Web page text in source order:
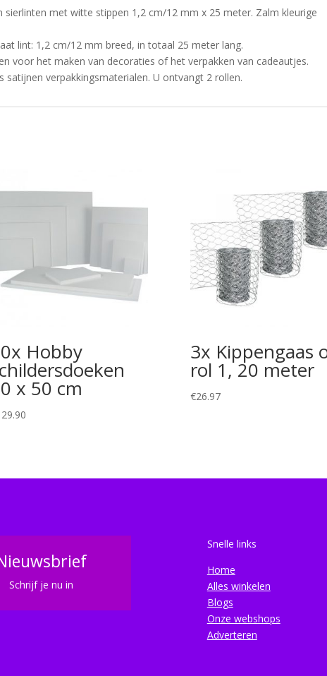
met witte stippen 1,2 cm/12 mm x 25 meter. Zalm kleurige
lint: 1,2 cm/12 mm breed, in totaal 25 meter lang.
voor het maken van decoraties of het verpakken van cadeautjes.
satijnen verpakkingsmaterialen. U ontvangt 2 rollen.
Hobby
x 50 cm
3x Kippengaas
rol 1, 20 meter
€26.97
Schrijf je nu in
Snelle links
Home
Alles winkelen
Blogs
Onze webshops
Adverteren